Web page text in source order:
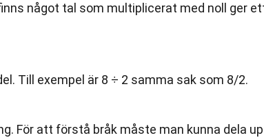
något tal som multiplicerat med noll ger
Till exempel är 8 ÷ 2 samma sak som 8/2.
För att förstå bråk måste man kunna dela